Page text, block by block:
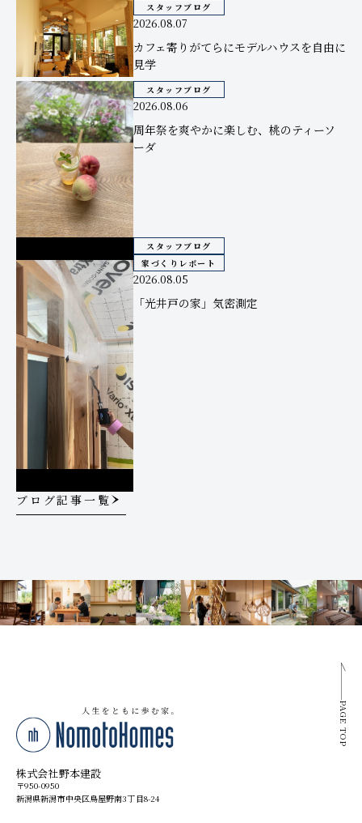
ブログ記事一覧
スタッフブログ
2026.08.07
カフェ寄りがてらにモデルハウスを自由に
見学
スタッフブログ
2026.08.06
周年祭を爽やかに楽しむ、桃のティーソ
ーダ
スタッフブログ
家づくりレポート
2026.08.05
「光井戸の家」気密測定
株式会社野本建設
〒950-0950
新潟県新潟市中央区鳥屋野南3丁目8-24
PAGE TOP